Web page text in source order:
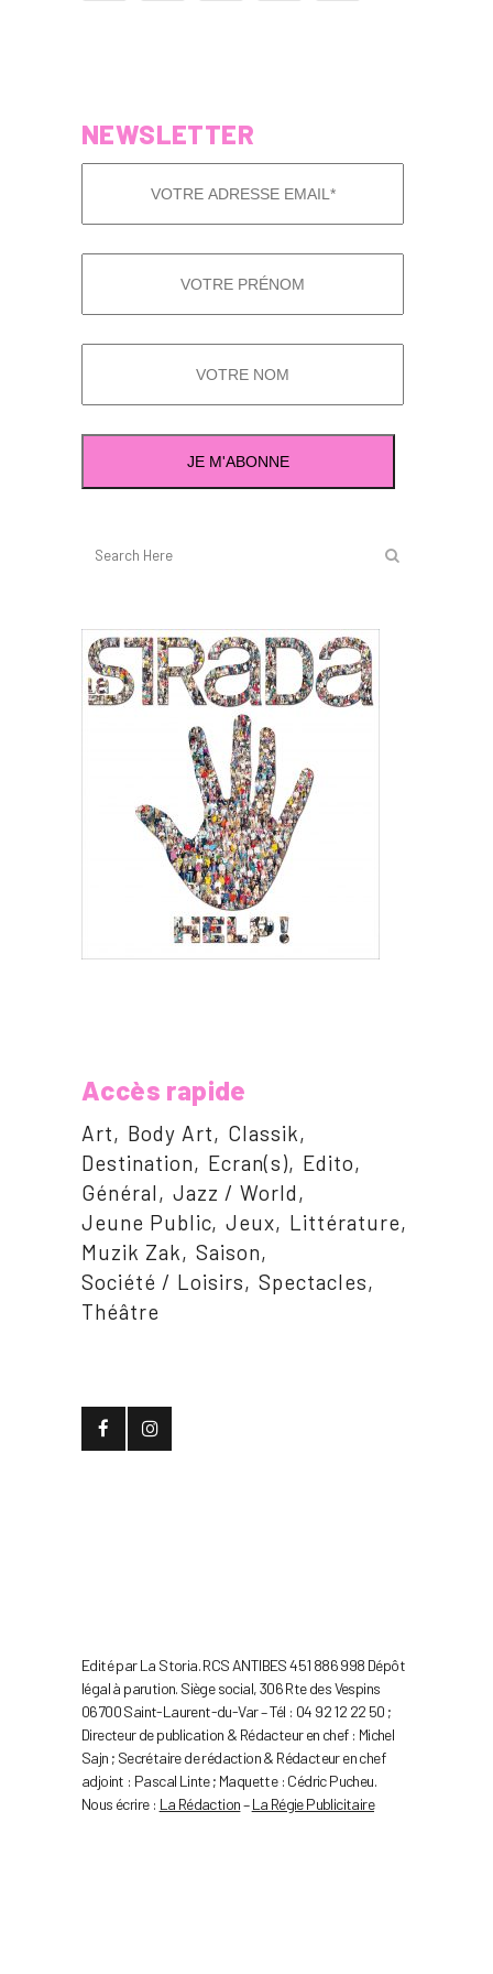
NEWSLETTER
Accès rapide
Art Body Art
Classik
Destination
Ecran(s)
Edito
Général
Jazz / World
Jeune Public Jeux
Littérature
Muzik Zak
Saison
Société / Loisirs
Spectacles
Théâtre
Edité par La Storia. RCS ANTIBES 451 886 998 Dépôt
légal à parution. Siège social, 306 Rte des Vespins
06700 Saint-Laurent-du-Var – Tél : 04 92 12 22 50 ;
Directeur de publication & Rédacteur en chef : Michel
Sajn ; Secrétaire de rédaction & Rédacteur en chef
adjoint : Pascal Linte ; Maquette : Cédric Pucheu.
Nous écrire : La Rédaction–La Régie Publicitaire